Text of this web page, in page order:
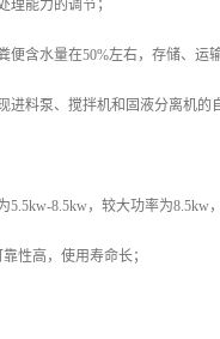
能力的调节；
含水量在50%左右，存储、
料泵、搅拌机和固液分离机
8.5kw，较大功率为8.5kw
性高，使用寿命长；